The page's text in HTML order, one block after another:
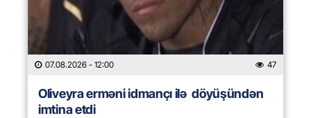
07.08.2026 - 12:00 47
Oliveyra erməni idmançı ilə döyüşündən
imtina etdi